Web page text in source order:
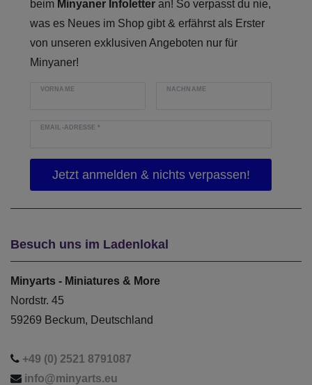
beim Minyaner Infoletter an! So verpasst du nie,
was es Neues im Shop gibt & erfährst als Erster
von unseren exklusiven Angeboten nur für
Minyaner!
VORNAME NACHNAME
EMAIL-ADRESSE*
Besuch uns im Ladenlokal
Minyarts - Miniatures & More
Nordstr. 45
59269 Beckum, Deutschland
+49 (0) 2521 8791087
info@minyarts.eu